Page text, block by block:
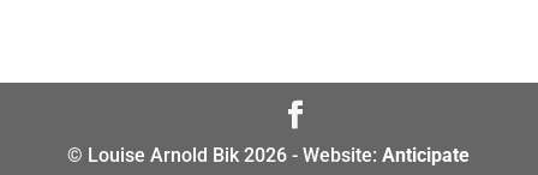
© Louise Arnold Bik 2026 - Website:Anticipate